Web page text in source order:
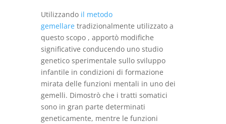
Utilizzando il metodo
gemellare tradizionalmente utilizzato a
questo scopo , apportò modifiche
significative conducendo uno studio
genetico sperimentale sullo sviluppo
infantile in condizioni di formazione
mirata delle funzioni mentali in uno dei
gemelli. Dimostrò che i tratti somatici
sono in gran parte determinati
geneticamente, mentre le funzioni